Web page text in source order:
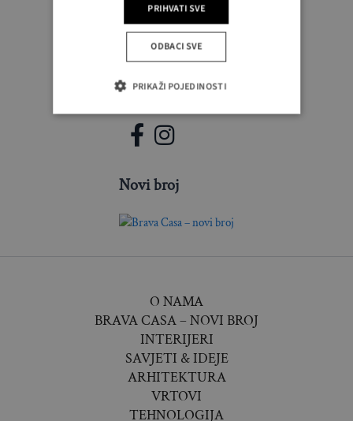
PRATITE NAS
Novi broj
O NAMA
BRAVA CASA – NOVI BROJ
INTERIJERI
SAVJETI & IDEJE
ARHITEKTURA
VRTOVI
TEHNOLOGIJA
PRIHVATI SVE
ODBACI SVE
PRIKAŽI POJEDINOSTI